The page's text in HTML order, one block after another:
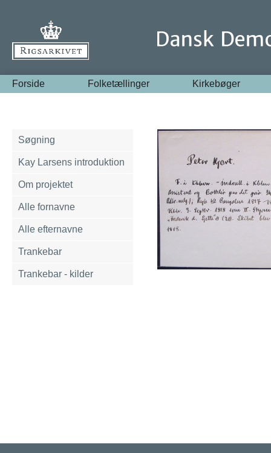
Forside Folketællinger Kirkebøger
Søgning
Kay Larsens introduktion
Om projektet
Alle fornavne
Alle efternavne
Trankebar
Trankebar - kilder